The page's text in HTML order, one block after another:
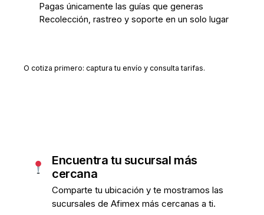
Pagas únicamente las guías que generas
Recolección, rastreo y soporte en un solo lugar
O cotiza primero: captura tu envío y consulta tarifas.
Encuentra tu sucursal más
cercana
Comparte tu ubicación y te mostramos las
sucursales de Afimex más cercanas a ti.